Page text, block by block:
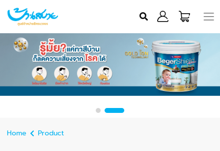
Home Product